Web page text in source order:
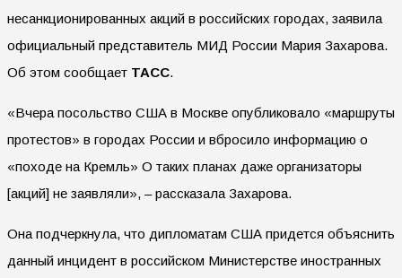
несанкционированных акций в российских городах, заявила
официальный представитель МИД России Мария Захарова.
Об этом сообщает ТАСС.
«Вчера посольство США в Москве опубликовало «маршруты
протестов» в городах России и вбросило информацию о
«походе на Кремль» О таких планах даже организаторы
[акций] не заявляли», – рассказала Захарова.
Она подчеркнула, что дипломатам США придется объяснить
данный инцидент в российском Министерстве иностранных